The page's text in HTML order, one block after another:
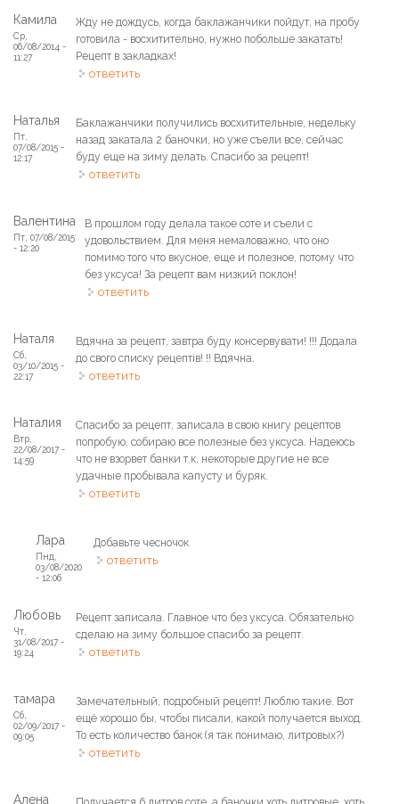
Камила
Ср,
06/08/2014 -
11:27
Жду не дождусь, когда баклажанчики пойдут, на пробу
готовила - восхитительно, нужно побольше закатать!
Рецепт в закладках!
ответить
Наталья
Пт,
07/08/2015 -
12:17
Баклажанчики получились восхитительные, недельку
назад закатала 2 баночки, но уже съели все, сейчас
буду еще на зиму делать. Спасибо за рецепт!
ответить
Валентина
Пт, 07/08/2015
- 12:20
В прошлом году делала такое соте и съели с
удовольствием. Для меня немаловажно, что оно
помимо того что вкусное, еще и полезное, потому что
без уксуса! За рецепт вам низкий поклон!
ответить
Наталя
Сб,
03/10/2015 -
22:17
Вдячна за рецепт, завтра буду консервувати! !!! Додала
до свого списку рецептів! !! Вдячна.
ответить
Наталия
Втр,
22/08/2017 -
14:59
Спасибо за рецепт, записала в свою книгу рецептов
попробую, собираю все полезные без уксуса. Надеюсь
что не взорвет банки т.к. некоторые другие не все
удачные пробывала капусту и буряк.
ответить
Лара
Пнд,
03/08/2020
- 12:06
Добавьте чесночок
ответить
Любовь
Чт,
31/08/2017 -
19:24
Рецепт записала. Главное что без уксуса. Обязательно
сделаю на зиму большое спасибо за рецепт.
ответить
тамара
Сб,
02/09/2017 -
09:05
Замечательный, подробный рецепт! Люблю такие. Вот
ещё хорошо бы, чтобы писали, какой получается выход.
То есть количество банок (я так понимаю, литровых?)
ответить
Алена